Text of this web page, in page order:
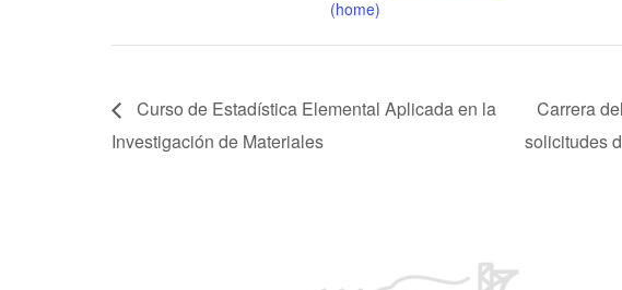
(home)
Curso de Estadística Elemental Aplicada en la
Investigación de Materiales
Carrera
solicitudes